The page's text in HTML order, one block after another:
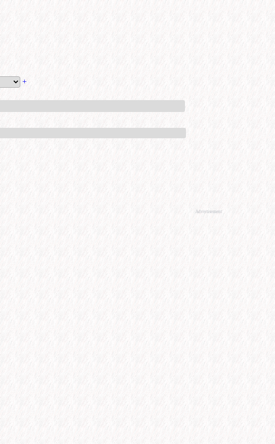
+
Advertisement